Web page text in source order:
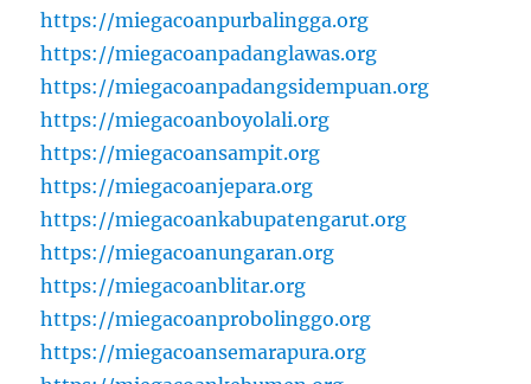
https://miegacoanpurbalingga.org
https://miegacoanpadanglawas.org
https://miegacoanpadangsidempuan.org
https://miegacoanboyolali.org
https://miegacoansampit.org
https://miegacoanjepara.org
https://miegacoankabupatengarut.org
https://miegacoanungaran.org
https://miegacoanblitar.org
https://miegacoanprobolinggo.org
https://miegacoansemarapura.org